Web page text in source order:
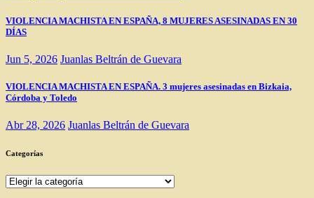
VIOLENCIA MACHISTA EN ESPAÑA, 8 MUJERES ASESINADAS EN 30
DÍAS
Jun 5, 2026 Juanlas Beltrán de Guevara
VIOLENCIA MACHISTA EN ESPAÑA. 3 mujeres asesinadas en Bizkaia,
Córdoba y Toledo
Abr 28, 2026 Juanlas Beltrán de Guevara
Categorías
Categorías